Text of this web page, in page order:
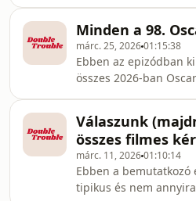
legjobban utált vagy
filmjeinket is az egyes
kategóriákból.Ha
doubletroublef
sem merünk
epizód hallgatása
videótékára vágyást és
nosztalgiahullámot
írnál:
követnél minket az
interneten: ⁠⁠⁠⁠⁠⁠⁠⁠⁠⁠⁠⁠⁠⁠⁠⁠⁠⁠⁠⁠⁠Eszter⁠⁠⁠⁠⁠⁠⁠⁠⁠⁠⁠⁠⁠⁠⁠⁠⁠⁠⁠⁠⁠,
Minden a 98.
márc. 25, 202601:15:38
Ebben az epizódban
összes 2026-ban
hogy mi kinek adtuk
Meg persze érintjük a
filmes drámákat is,
Chalamet balettos
Szigorúan szubjektív
Válaszunk
összes filmes
márc. 11, 202601:10:14
Ebben a bemutatkozó
tipikus és nem